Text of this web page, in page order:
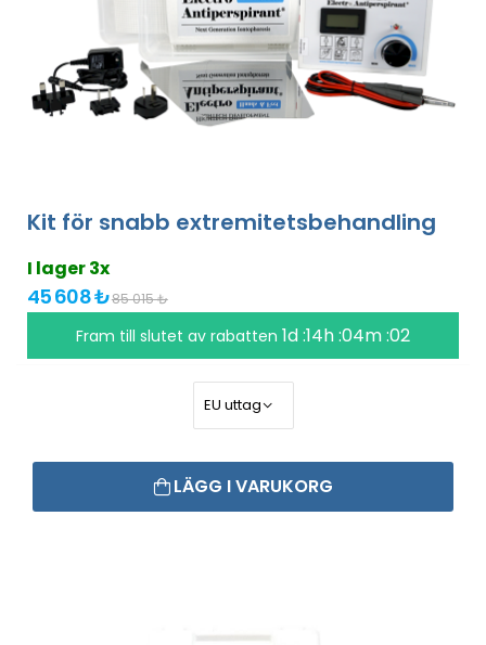
Kit för snabb extremitetsbehandling
I lager 3x
45 608 ₺85 015 ₺
Fram till slutet av rabatten1d :14h :04m :01
LÄGG I VARUKORG